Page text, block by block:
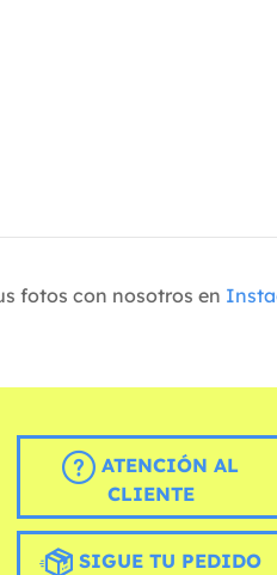
fotos con nosotros en
ATENCIÓN AL
CLIENTE
SIGUE TU PEDIDO